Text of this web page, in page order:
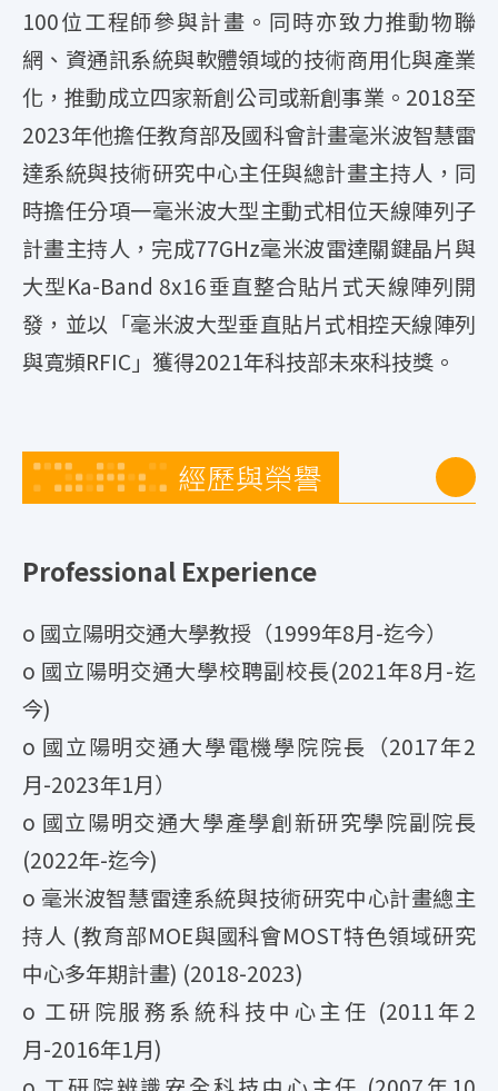
100位工程師參與計畫。同時亦致力推動物聯
網、資通訊系統與軟體領域的技術商用化與產業
化，推動成立四家新創公司或新創事業。2018至
2023年他擔任教育部及國科會計畫毫米波智慧雷
達系統與技術研究中心主任與總計畫主持人，同
時擔任分項一毫米波大型主動式相位天線陣列子
計畫主持人，完成77GHz毫米波雷達關鍵晶片與
大型Ka-Band 8x16垂直整合貼片式天線陣列開
發，並以「毫米波大型垂直貼片式相控天線陣列
與寬頻RFIC」獲得2021年科技部未來科技獎。
經歷與榮譽
Professional Experience
o 國立陽明交通大學教授（1999年8月-迄今）
o 國立陽明交通大學校聘副校長(2021年8月-迄
今)
o 國立陽明交通大學電機學院院長（2017年2
月-2023年1月）
o 國立陽明交通大學產學創新研究學院副院長
(2022年-迄今)
o 毫米波智慧雷達系統與技術研究中心計畫總主
持人 (教育部MOE與國科會MOST特色領域研究
中心多年期計畫) (2018-2023)
o 工研院服務系統科技中心主任 (2011年2
月-2016年1月)